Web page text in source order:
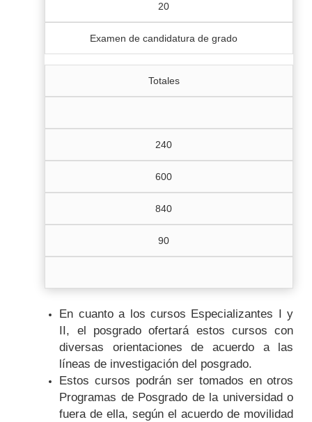
20
Examen de candidatura de grado
Totales
240
600
840
90
En cuanto a los cursos Especializantes I y
II, el posgrado ofertará estos cursos con
diversas orientaciones de acuerdo a las
líneas de investigación del posgrado.
Estos cursos podrán ser tomados en otros
Programas de Posgrado de la universidad o
fuera de ella, según el acuerdo de movilidad